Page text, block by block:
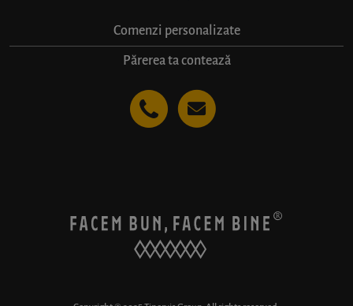
Comenzi personalizate
Părerea ta contează